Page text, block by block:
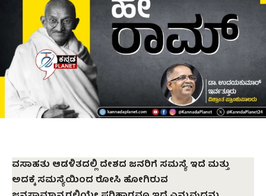
ವಸಾಹತು ಆಡಳಿತದಲ್ಲಿ ದೇಶದ ಜನರಿಗೆ ಸಮಸ್ಯೆ ಇದೆ ಮತ್ತು
ಅದಕ್ಕೆ ಸಮಸ್ಯೆಯಿಂದ ರೋಸಿ ಹೋಗಿರುವ